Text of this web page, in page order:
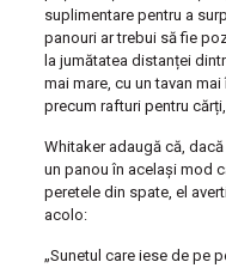
suplimentare pentru a
panouri ar trebui să fie
la jumătatea distanței
mai mare, cu un tavan
precum rafturi pentru
Whitaker adaugă că,
un panou în același mod
peretele din spate, el
acolo:
„Sunetul care iese de pe